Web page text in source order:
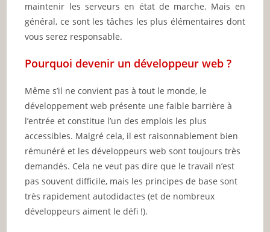
maintenir les serveurs en état de marche. Mais en
général, ce sont les tâches les plus élémentaires dont
vous serez responsable.
Pourquoi devenir un développeur web ?
Même s’il ne convient pas à tout le monde, le
développement web présente une faible barrière à
l’entrée et constitue l’un des emplois les plus
accessibles. Malgré cela, il est raisonnablement bien
rémunéré et les développeurs web sont toujours très
demandés. Cela ne veut pas dire que le travail n’est
pas souvent difficile, mais les principes de base sont
très rapidement autodidactes (et de nombreux
développeurs aiment le défi !).